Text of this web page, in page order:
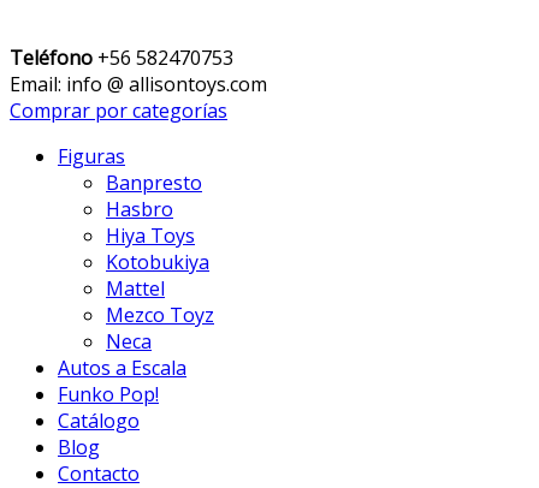
Teléfono +56 582470753
Email: info @ allisontoys.com
Comprar por categorías
Figuras
Banpresto
Hasbro
Hiya Toys
Kotobukiya
Mattel
Mezco Toyz
Neca
Autos a Escala
Funko Pop!
Catálogo
Blog
Contacto